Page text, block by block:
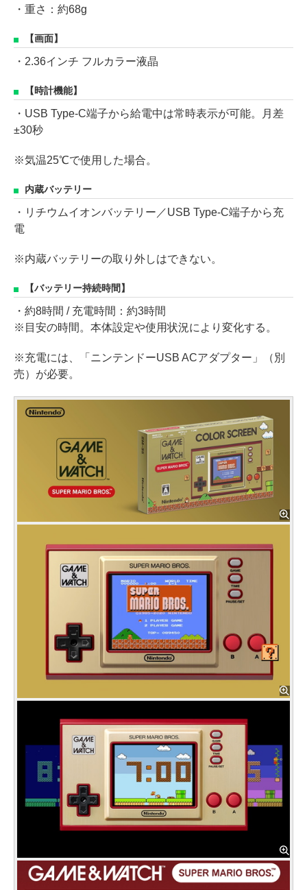
・重さ：約68g
【画面】
・2.36インチ フルカラー液晶
【時計機能】
・USB Type-C端子から給電中は常時表示が可能。月差
±30秒
※気温25℃で使用した場合。
内蔵バッテリー
・リチウムイオンバッテリー／USB Type-C端子から充
電
※内蔵バッテリーの取り外しはできない。
【バッテリー持続時間】
・約8時間 / 充電時間：約3時間
※目安の時間。本体設定や使用状況により変化する。
※充電には、「ニンテンドーUSB ACアダプター」（別
売）が必要。